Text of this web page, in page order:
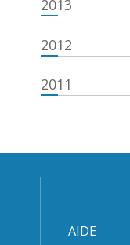
2013
2012
2011
AIDE